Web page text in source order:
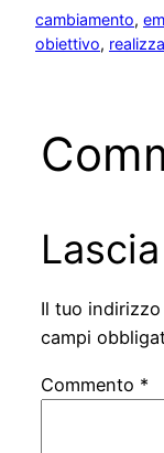
cambiamento,
obiettivo,
Il tuo
campi
Commento *